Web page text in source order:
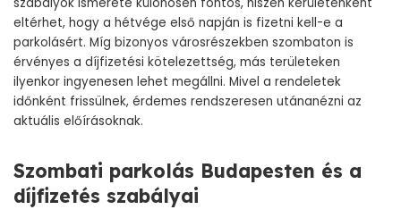
szabályok ismerete különösen fontos, hiszen kerületenként
eltérhet, hogy a hétvége első napján is fizetni kell-e a
parkolásért. Míg bizonyos városrészekben szombaton is
érvényes a díjfizetési kötelezettség, más területeken
ilyenkor ingyenesen lehet megállni. Mivel a rendeletek
időnként frissülnek, érdemes rendszeresen utánanézni az
aktuális előírásoknak.
Szombati parkolás Budapesten és a
díjfizetés szabályai